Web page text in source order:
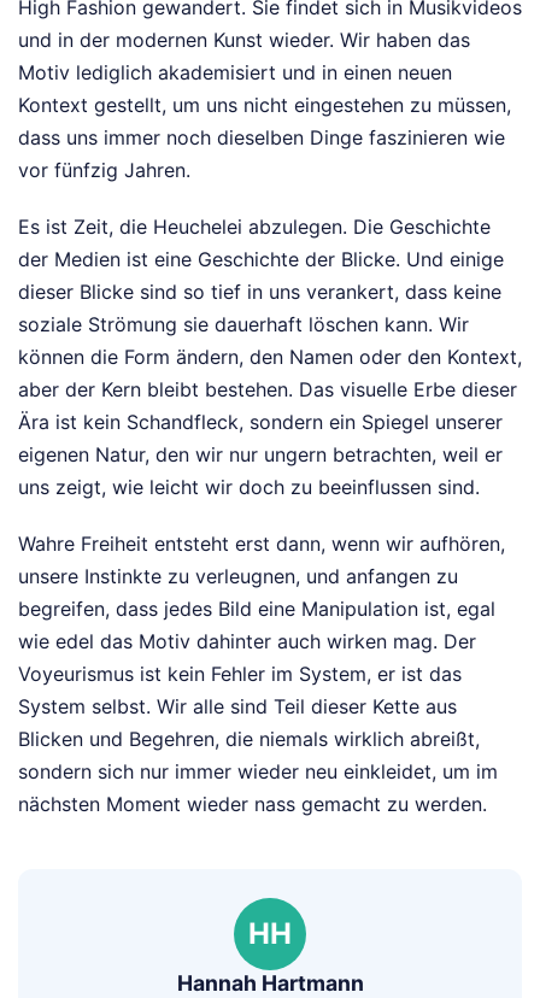
High Fashion gewandert. Sie findet sich in Musikvideos
und in der modernen Kunst wieder. Wir haben das
Motiv lediglich akademisiert und in einen neuen
Kontext gestellt, um uns nicht eingestehen zu müssen,
dass uns immer noch dieselben Dinge faszinieren wie
vor fünfzig Jahren.
Es ist Zeit, die Heuchelei abzulegen. Die Geschichte
der Medien ist eine Geschichte der Blicke. Und einige
dieser Blicke sind so tief in uns verankert, dass keine
soziale Strömung sie dauerhaft löschen kann. Wir
können die Form ändern, den Namen oder den Kontext,
aber der Kern bleibt bestehen. Das visuelle Erbe dieser
Ära ist kein Schandfleck, sondern ein Spiegel unserer
eigenen Natur, den wir nur ungern betrachten, weil er
uns zeigt, wie leicht wir doch zu beeinflussen sind.
Wahre Freiheit entsteht erst dann, wenn wir aufhören,
unsere Instinkte zu verleugnen, und anfangen zu
begreifen, dass jedes Bild eine Manipulation ist, egal
wie edel das Motiv dahinter auch wirken mag. Der
Voyeurismus ist kein Fehler im System, er ist das
System selbst. Wir alle sind Teil dieser Kette aus
Blicken und Begehren, die niemals wirklich abreißt,
sondern sich nur immer wieder neu einkleidet, um im
nächsten Moment wieder nass gemacht zu werden.
HH
Hannah Hartmann